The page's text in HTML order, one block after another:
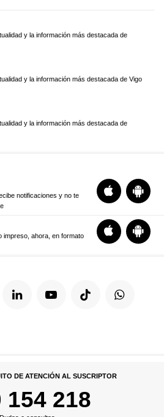
y la información más destacada de
y la información más destacada de Vigo
y la información más destacada de
notificaciones y no te
impreso, ahora, en formato
DE ATENCIÓN AL SUSCRIPTOR
154 218